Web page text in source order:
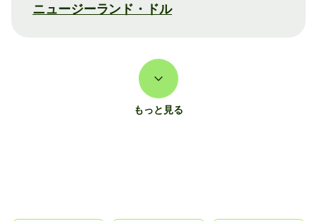
ニュージーランド・ドル
もっと見る